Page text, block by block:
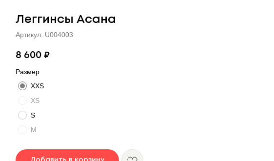
Леггинсы Асана
Артикул: U004003
8 600 ₽
Размер
XXS
XS
S
M